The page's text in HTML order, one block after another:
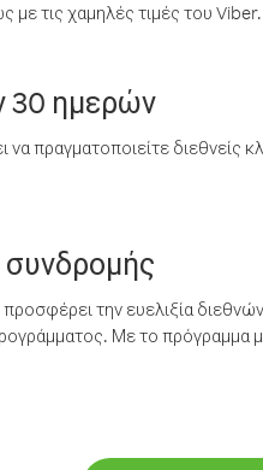
τις χαμηλές τιμές του Viber.
30 ημερών
πραγματοποιείτε διεθνείς
συνδρομής
την ευελιξία
Με το πρόγραμμα